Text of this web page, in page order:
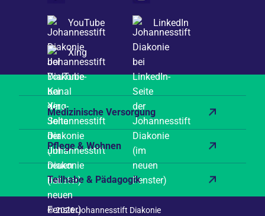
YouTube LinkedIn
Xing
Medizinische Versorgung
Pflege & Wohnen
Teilhabe & Pädagogik
© 2026 Johannesstift Diakonie